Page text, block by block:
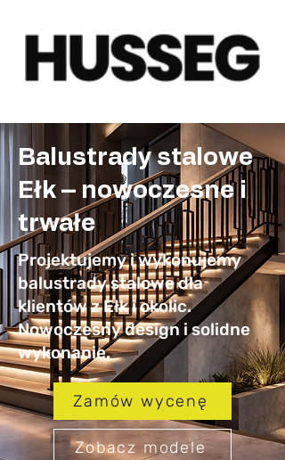
Balustrady stalowe
Ełk – nowoczesne i
trwałe
Projektujemy i wykonujemy
balustrady stalowe dla
klientów z Ełk i okolic.
Nowoczesny design i solidne
wykonanie.
Zamów wycenę
Zobacz modele